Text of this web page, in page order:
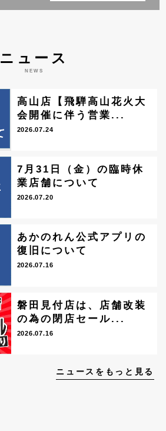
ニュース
NEWS
高山店【飛騨高山花火大
会開催に伴う営業...
2026.07.24
7月31日（金）の臨時休
業店舗について
2026.07.20
あかのれん公式アプリの
復旧について
2026.07.16
磐田見付店は、店舗改装
の為の閉店セール...
2026.07.16
ニュースをもっと見る